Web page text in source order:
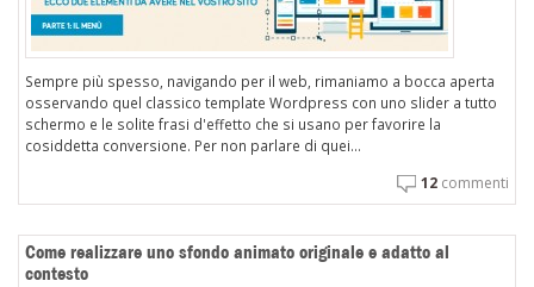
Sempre più spesso, navigando per il web, rimaniamo a bocca aperta
osservando quel classico template Wordpress con uno slider a tutto
schermo e le solite frasi d'effetto che si usano per favorire la
cosiddetta conversione. Per non parlare di quei...
12 commenti
Come realizzare uno sfondo animato originale e adatto al
contesto